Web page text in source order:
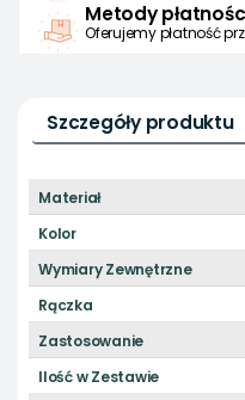
Metody
Oferujemy płatność
Szczegóły produktu
Materiał
Kolor
Wymiary Zewnętrzne
Rączka
Zastosowanie
Ilość w Zestawie